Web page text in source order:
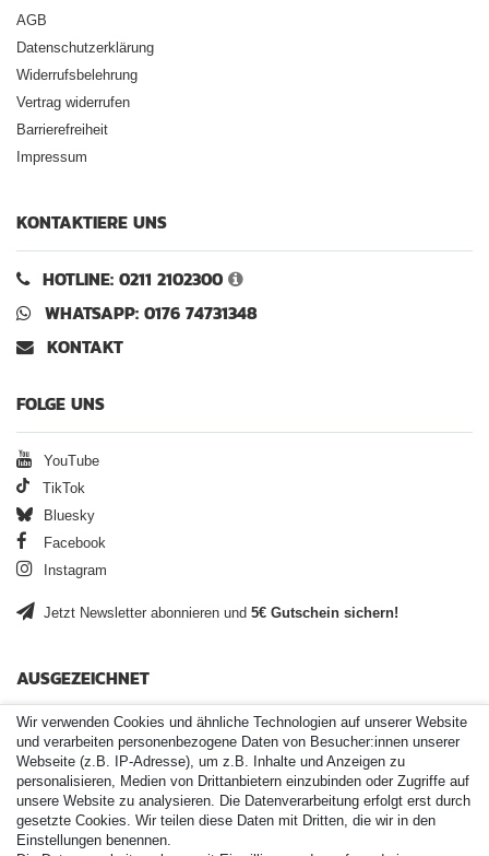
AGB
Datenschutzerklärung
Widerrufsbelehrung
Vertrag widerrufen
Barrierefreiheit
Impressum
KONTAKTIERE UNS
HOTLINE: 0211 2102300
WHATSAPP: 0176 74731348
KONTAKT
FOLGE UNS
YouTube
TikTok
Bluesky
Facebook
Instagram
Jetzt Newsletter abonnieren und 5€ Gutschein sichern!
AUSGEZEICHNET
Wir verwenden Cookies und ähnliche Technologien auf unserer Website
und verarbeiten personenbezogene Daten von Besucher:innen unserer
Webseite (z.B. IP-Adresse), um z.B. Inhalte und Anzeigen zu
personalisieren, Medien von Drittanbietern einzubinden oder Zugriffe auf
unsere Website zu analysieren. Die Datenverarbeitung erfolgt erst durch
gesetzte Cookies. Wir teilen diese Daten mit Dritten, die wir in den
Einstellungen benennen.